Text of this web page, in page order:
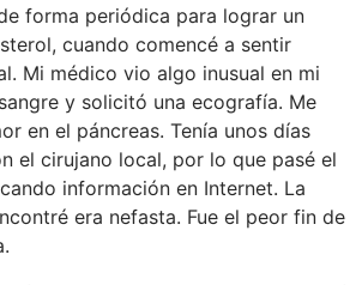
forma periódica para lograr un
cuando comencé a sentir
Mi médico vio algo inusual en mi
y solicitó una ecografía. Me
en el páncreas. Tenía unos días
el cirujano local, por lo que pasé el
información en Internet. La
era nefasta. Fue el peor fin de